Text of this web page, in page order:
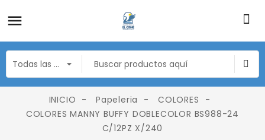
INICIO Papeleria
COLORES
COLORES MANNY BUFFY DOBLECOLOR BS988-24
C/12PZ X/240